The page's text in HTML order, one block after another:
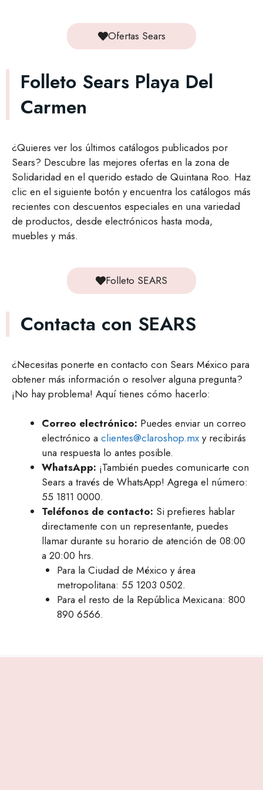
Ofertas Sears
Folleto Sears Playa Del
Carmen
¿Quieres ver los últimos catálogos publicados por
Sears? Descubre las mejores ofertas en la zona de
Solidaridad en el querido estado de Quintana Roo. Haz
clic en el siguiente botón y encuentra los catálogos más
recientes con descuentos especiales en una variedad
de productos, desde electrónicos hasta moda,
muebles y más.
Folleto SEARS
Contacta con SEARS
¿Necesitas ponerte en contacto con Sears México para
obtener más información o resolver alguna pregunta?
¡No hay problema! Aquí tienes cómo hacerlo:
Correo electrónico: Puedes enviar un correo
electrónico a clientes@claroshop.mx y recibirás
una respuesta lo antes posible.
WhatsApp: ¡También puedes comunicarte con
Sears a través de WhatsApp! Agrega el número:
55 1811 0000.
Teléfonos de contacto: Si prefieres hablar
directamente con un representante, puedes
llamar durante su horario de atención de 08:00
a 20:00 hrs.
Para la Ciudad de México y área
metropolitana: 55 1203 0502.
Para el resto de la República Mexicana: 800
890 6566.